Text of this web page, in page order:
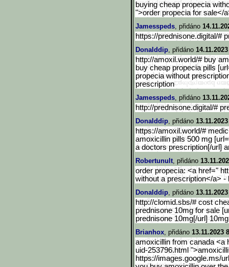
buying cheap propecia
">order propecia for sale</
Jamesspeds, přidáno
https://prednisone.digital/#
Donalddip, přidáno
http://amoxil.world/# buy
buy cheap propecia pills
propecia without
prescription
Jamesspeds, přidáno
http://prednisone.digital/#
Donalddip, přidáno
https://amoxil.world/#
amoxicillin pills 500 mg
a doctors prescription[/url]
Robertunult, přidáno
order propecia: <a href="
without a prescription</a>
Donalddip, přidáno
http://clomid.sbs/# cost
prednisone 10mg for sale
prednisone 10mg[/url]
Brianhox, přidáno 13.11.2023
amoxicillin from canada <a
uid-253796.html
https://images.google.ms/